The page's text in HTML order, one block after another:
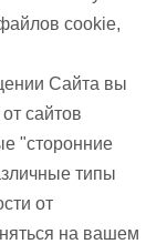
cookie,
Сайта вы
сайтов
"сторонние
типы
от
на вашем